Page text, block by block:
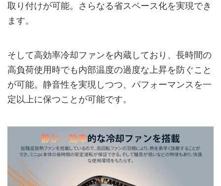
取り付けが可能。さらなる省スペース化を実現でき
ます。
そして高効率冷却ファンを内蔵しており、長時間の
高負荷使用時でも内部温度の過度な上昇を防ぐこと
が可能。静音性を実現しつつ、パフォーマンスを一
定以上に保つことが可能です。